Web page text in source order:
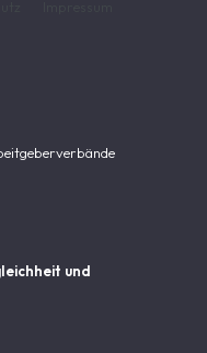
und